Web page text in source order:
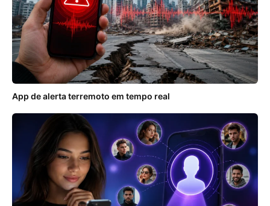
App de alerta terremoto em tempo real